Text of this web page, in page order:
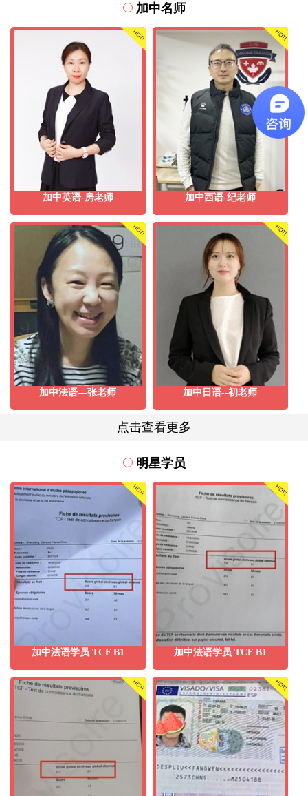
加中名师
加中英语-房老师 加中西语-纪老师
加中法语—张老师 加中日语--初老师
点击查看更多
明星学员
加中法语学员 TCF B1 加中法语学员 TCF B1